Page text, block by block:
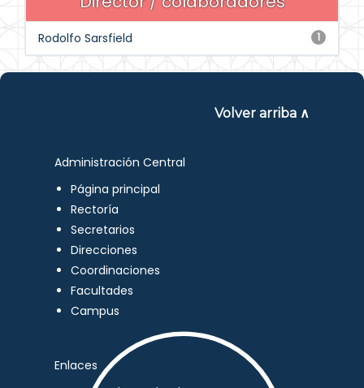
1
Rodolfo Sarsfield
Volver arriba ∧
Administración Central
Página principal
Rectoría
Secretarios
Direcciones
Coordinaciones
Facultades
Campus
Enlaces